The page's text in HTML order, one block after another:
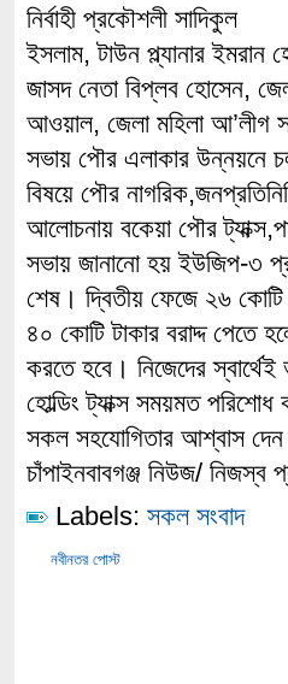
নির্বাহী প্রকৌশলী সাদিকুল
ইসলাম, টাউন প্ল্যানার ইমরান
জাসদ নেতা বিপ্লব হোসেন,
আওয়াল, জেলা মহিলা আ’লীগ
সভায় পৌর এলাকার উন্নয়নে
বিষয়ে পৌর
আলোচনায় বকেয়া পৌর
সভায় জানানো হয় ইউজিপ-৩
শেষ। দ্বিতীয় ফেজে ২৬ কোটি
৪০ কোটি টাকার বরাদ্দ পেতে
করতে হবে। নিজেদের
হোল্ডিং ট্যাক্স সময়মত
সকল সহযোগিতার আশ্বাস
চাঁপাইনবাবগঞ্জ নিউজ/
Labels: সকল সংবাদ
নবীনতর পোস্ট